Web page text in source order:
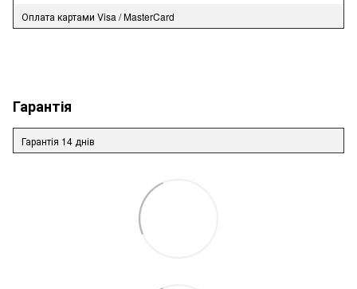
Оплата картами Visa / MasterCard
Гарантія
Гарантія 14 днів